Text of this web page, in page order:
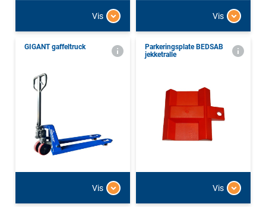
Vis Vis
GIGANT gaffeltruck
Vis
Parkeringsplate BEDSAB
jekketralle
Vis